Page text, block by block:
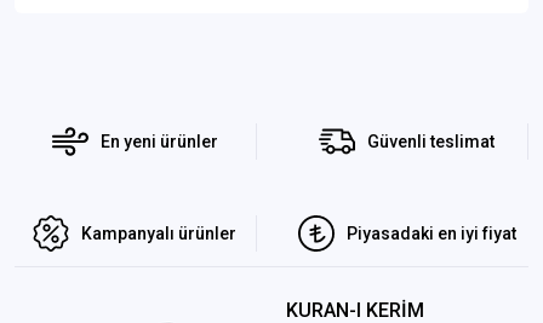
En yeni ürünler Güvenli teslimat
Kampanyalı ürünler Piyasadaki en iyi fiyat
KURAN-I KERİM